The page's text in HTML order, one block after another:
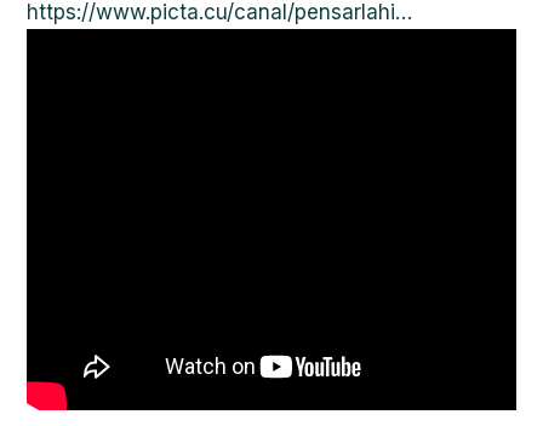
https://www.picta.cu/canal/pensarlahi…